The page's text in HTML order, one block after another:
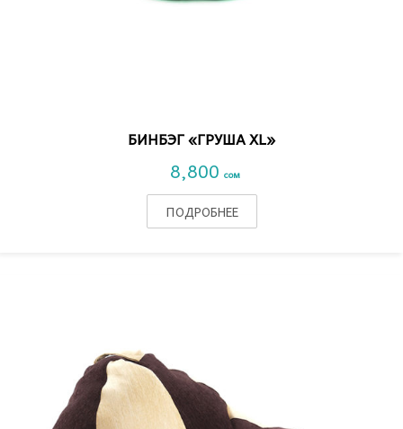
БИНБЭГ «ГРУША XL»
8,800 сом
ПОДРОБНЕЕ